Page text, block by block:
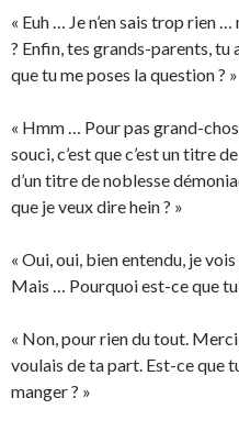
« Euh … Je n’en sais trop rien
? Enfin, tes grands-parents,
que tu me poses la question ? »
« Hmm … Pour pas grand-
souci, c’est que c’est un titre
d’un titre de noblesse
que je veux dire hein ? »
« Oui, oui, bien entendu, je
Mais … Pourquoi est-ce que tu
« Non, pour rien du tout.
voulais de ta part. Est-ce que
manger ? »